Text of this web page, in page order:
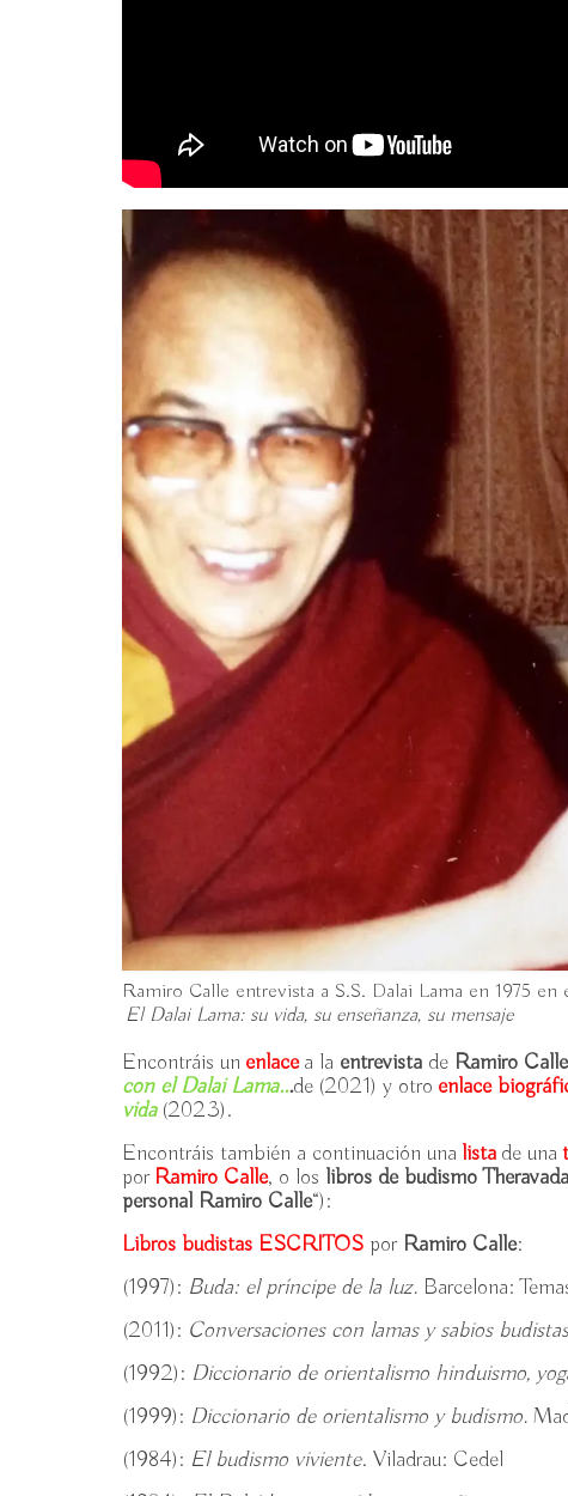
Ramiro Calle entrevista a S.S. Dalai Lama en 1975
El Dalai Lama: su vida, su enseñanza, su mensaje
Encontráis un enlacea la entrevista de Ramiro
con el Dalai Lama...de (2021) y otro enlace
vida(2023).
Encontráis también a continuación una lista de una
por Ramiro Calle, o los libros de budismo Theravada
personal Ramiro Calle“):
Libros budistas ESCRITOS por Ramiro Calle:
(1997): Buda: el príncipe de la luz. Barcelona:
(2011): Conversaciones con lamas y sabios
(1992): Diccionario de orientalismo hinduismo,
(1999): Diccionario de orientalismo y budismo.
(1984): El budismo viviente. Viladrau: Cedel